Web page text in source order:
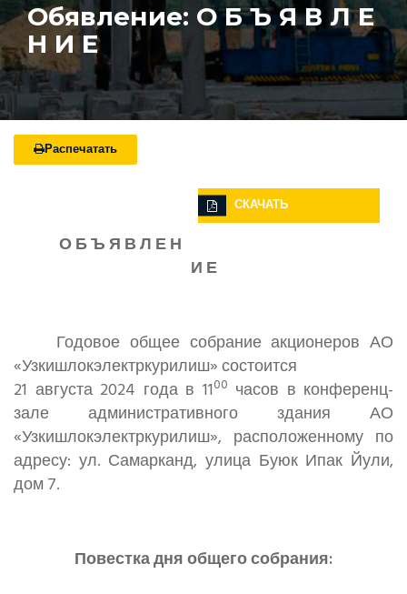
Обявление: О Б Ъ Я В Л Е
Н И Е
Распечатать
СКАЧАТЬ
О Б Ъ Я В Л Е Н
И Е
Годовое общее собрание акционеров АО
«Узкишлокэлектркурилиш» состоится
21 августа 2024 года в 1100 часов в конференц-
зале административного здания АО
«Узкишлокэлектркурилиш», расположенному по
адресу: ул. Самарканд, улица Буюк Ипак Йули,
дом 7.
Повестка дня общего собрания: